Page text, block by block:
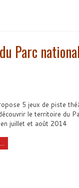
Parc
5 jeux de piste
le territoire du
juillet et août 2014